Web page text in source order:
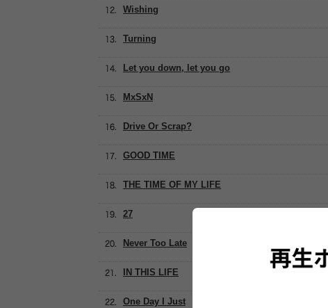
Wishing
Turning
Let you down, let you go
MxSxN
Drive Or Scrap?
GOOD TIME
THE TIME OF MY LIFE
27
Never Too Late
IN THIS LIFE
One Day I Just